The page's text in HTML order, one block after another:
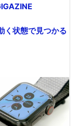
く状態で見つかる